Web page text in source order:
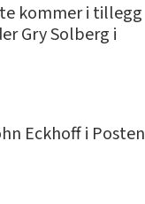
kommer i tillegg
Gry Solberg i
Eckhoff i Posten